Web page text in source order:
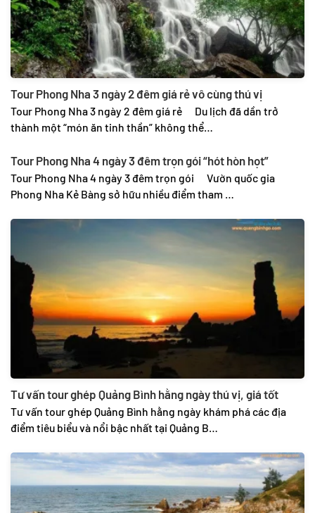
Tour Phong Nha 3 ngày 2 đêm giá rẻ vô cùng thú vị
Tour Phong Nha 3 ngày 2 đêm giá rẻ Du lịch đã dần trở
thành một “món ăn tinh thần” không thể…
Tour Phong Nha 4 ngày 3 đêm trọn gói “hót hòn họt”
Tour Phong Nha 4 ngày 3 đêm trọn gói Vườn quốc gia
Phong Nha Kẻ Bàng sở hữu nhiều điểm tham …
Tư vấn tour ghép Quảng Bình hằng ngày thú vị, giá tốt
Tư vấn tour ghép Quảng Bình hằng ngày khám phá các địa
điểm tiêu biểu và nổi bậc nhất tại Quảng B…